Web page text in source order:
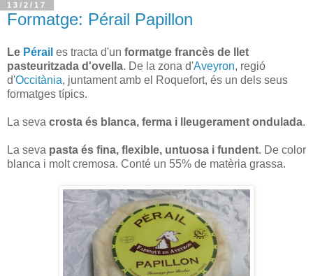
13/2/17
Formatge: Pérail Papillon
Le Pérail es tracta d'un formatge francès de llet
pasteuritzada d'ovella. De la zona d'Aveyron, regió
d'Occitània, juntament amb el Roquefort, és un dels seus
formatges típics.
La seva crosta és blanca, ferma i lleugerament ondulada.
La seva pasta és fina, flexible, untuosa i fundent. De color
blanca i molt cremosa. Conté un 55% de matèria grassa.